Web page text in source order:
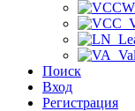
Поиск
Вход
Регистрация